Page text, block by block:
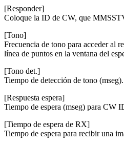
[Responder]
Coloque la ID de CW, que
[Tono]
Frecuencia de tono para acceder al
línea de puntos en la ventana del
[Tono det.]
Tiempo de detección de tono
[Respuesta espera]
Tiempo de espera (mseg) para CW
[Tiempo de espera de RX]
Tiempo de espera para recibir una